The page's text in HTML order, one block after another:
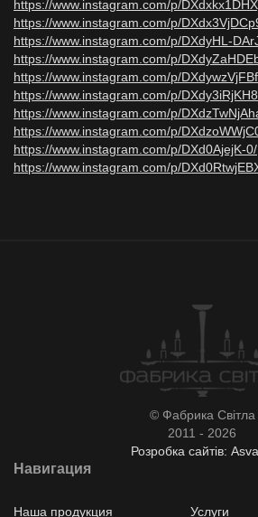
https://www.instagram.com/p/
https://www.instagram.com/p/
https://www.instagram.com/p/DXdyHL-
https://www.instagram.com/p/
https://www.instagram.com/p/
https://www.instagram.com/p/
https://www.instagram.com/p/
https://www.instagram.com/p/
https://www.instagram.com/p/DXd0AjejK-0/
https://www.instagram.com/p/
© Фабрика Світла
2011 - 2026
Розробка сайтів:
Навигация
Наша продукция Услуги